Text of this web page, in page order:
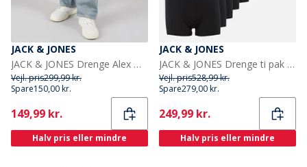
JACK & JONES
JACK & JONES Drenge Alex Orginal AKM 308 Baggy Fit Jeans Blue Denim
Vejl. pris299,99 kr.
Spare150,00 kr.
Current
149,99 kr.
Halv pris eller mindre
JACK & JONES
JACK & JONES Drenge ti pak bokser trusser Sort
Vejl. pris528,99 kr.
Spare279,00 kr.
Current
249,99 kr.
Halv pris eller mindre